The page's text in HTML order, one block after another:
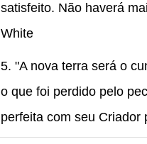
satisfeito. Não haverá
White
5. "A nova terra será o
o que foi perdido pelo
perfeita com seu Criador